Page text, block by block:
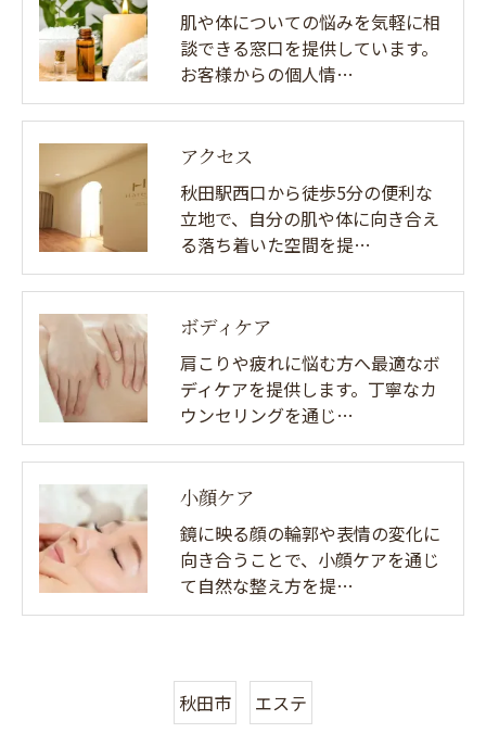
肌や体についての悩みを気軽に相
談できる窓口を提供しています。
お客様からの個人情…
アクセス
秋田駅西口から徒歩5分の便利な
立地で、自分の肌や体に向き合え
る落ち着いた空間を提…
ボディケア
肩こりや疲れに悩む方へ最適なボ
ディケアを提供します。丁寧なカ
ウンセリングを通じ…
小顔ケア
鏡に映る顔の輪郭や表情の変化に
向き合うことで、小顔ケアを通じ
て自然な整え方を提…
秋田市 エステ